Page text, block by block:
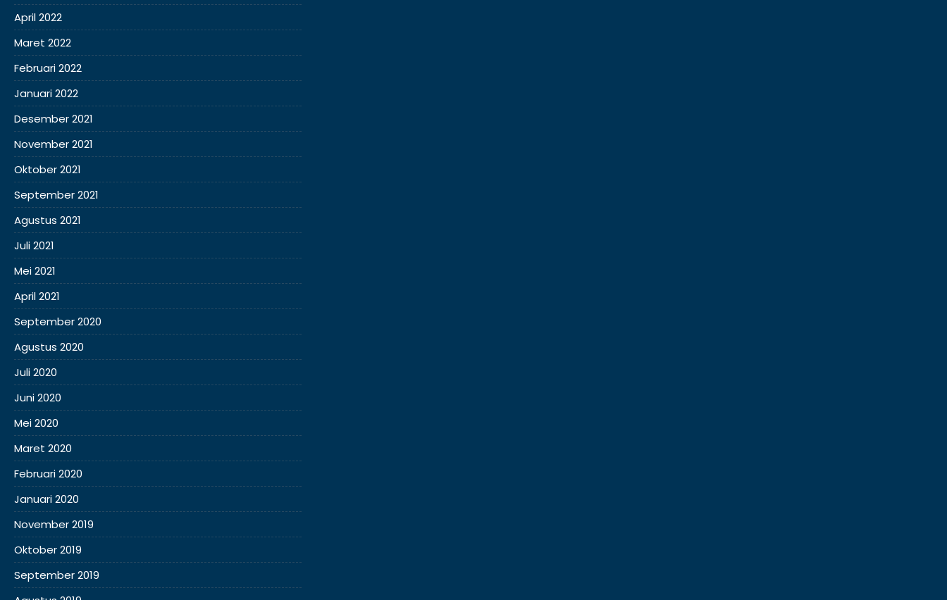
April 2022
Maret 2022
Februari 2022
Januari 2022
Desember 2021
November 2021
Oktober 2021
September 2021
Agustus 2021
Juli 2021
Mei 2021
April 2021
September 2020
Agustus 2020
Juli 2020
Juni 2020
Mei 2020
Maret 2020
Februari 2020
Januari 2020
November 2019
Oktober 2019
September 2019